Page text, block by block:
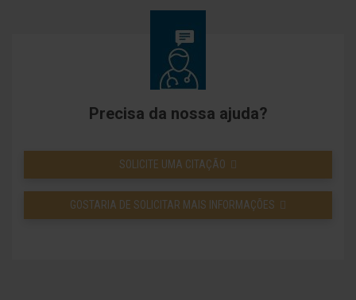
Precisa da nossa ajuda?
SOLICITE UMA CITAÇÃO
GOSTARIA DE SOLICITAR MAIS INFORMAÇÕES